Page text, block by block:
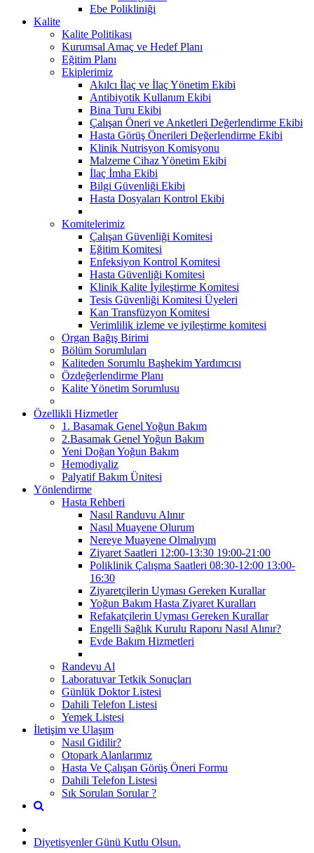
Ebe Polikliniği
Kalite
Kalite Politikası
Kurumsal Amaç ve Hedef Planı
Eğitim Planı
Ekiplerimiz
Akılcı İlaç ve İlaç Yönetim Ekibi
Antibiyotik Kullanım Ekibi
Bina Turu Ekibi
Çalışan Öneri ve Anketleri Değerlendirme Ekibi
Hasta Görüş Önerileri Değerlendirme Ekibi
Klinik Nutrisyon Komisyonu
Malzeme Cihaz Yönetim Ekibi
İlaç İmha Ekibi
Bilgi Güvenliği Ekibi
Hasta Dosyaları Kontrol Ekibi
Komitelerimiz
Çalışan Güvenliği Komitesi
Eğitim Komitesi
Enfeksiyon Kontrol Komitesi
Hasta Güvenliği Komitesi
Klinik Kalite İyileştirme Komitesi
Tesis Güvenliği Komitesi Üyeleri
Kan Transfüzyon Komitesi
Verimlilik izleme ve iyileştirme komitesi
Organ Bağış Birimi
Bölüm Sorumluları
Kaliteden Sorumlu Başhekim Yardımcısı
Özdeğerlendirme Planı
Kalite Yönetim Sorumlusu
Özellikli Hizmetler
1. Basamak Genel Yoğun Bakım
2.Basamak Genel Yoğun Bakım
Yeni Doğan Yoğun Bakım
Hemodiyaliz
Palyatif Bakım Ünitesi
Yönlendirme
Hasta Rehberi
Nasıl Randuvu Alınır
Nasıl Muayene Olurum
Nereye Muayene Olmalıyım
Ziyaret Saatleri 12:00-13:30 19:00-21:00
Poliklinik Çalışma Saatleri 08:30-12:00 13:00-
16:30
Ziyaretçilerin Uyması Gereken Kurallar
Yoğun Bakım Hasta Ziyaret Kuralları
Refakatçilerin Uyması Gereken Kurallar
Engelli Sağlık Kurulu Raporu Nasıl Alınır?
Evde Bakım Hizmetleri
Randevu Al
Laboratuvar Tetkik Sonuçları
Günlük Doktor Listesi
Dahili Telefon Listesi
Yemek Listesi
İletişim ve Ulaşım
Nasıl Gidilir?
Otopark Alanlarımız
Hasta Ve Çalışan Görüş Öneri Formu
Dahili Telefon Listesi
Sık Sorulan Sorular ?
Diyetisyenler Günü Kutlu Olsun.